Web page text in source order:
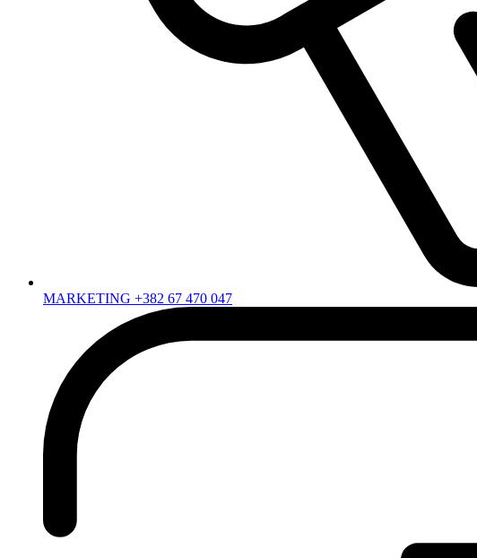
MARKETING +382 67 470 047